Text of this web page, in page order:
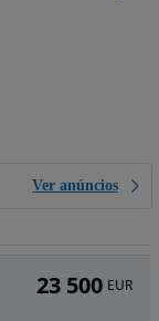
Ver anúncios
23 500 EUR